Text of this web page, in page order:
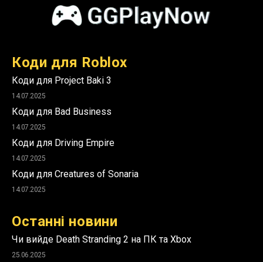
Коди для Roblox
Коди для Project Baki 3
14.07.2025
Коди для Bad Business
14.07.2025
Коди для Driving Empire
14.07.2025
Коди для Creatures of Sonaria
14.07.2025
Останні новини
Чи вийде Death Stranding 2 на ПК та Xbox
25.06.2025